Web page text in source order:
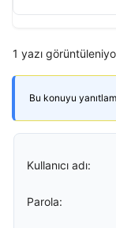
1 yazı
Bu konuyu
Kullanıcı adı:
Parola: